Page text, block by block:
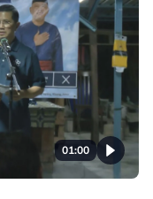
01:00